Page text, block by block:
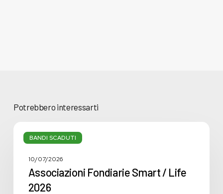
Potrebbero interessarti
BANDI SCADUTI
Fondiarie
2026
10/07/2026
Associazioni Fondiarie Smart / Life
2026